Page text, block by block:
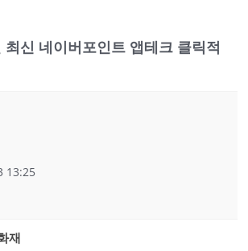
신 네이버포인트 앱테크 클릭적
13:25
재